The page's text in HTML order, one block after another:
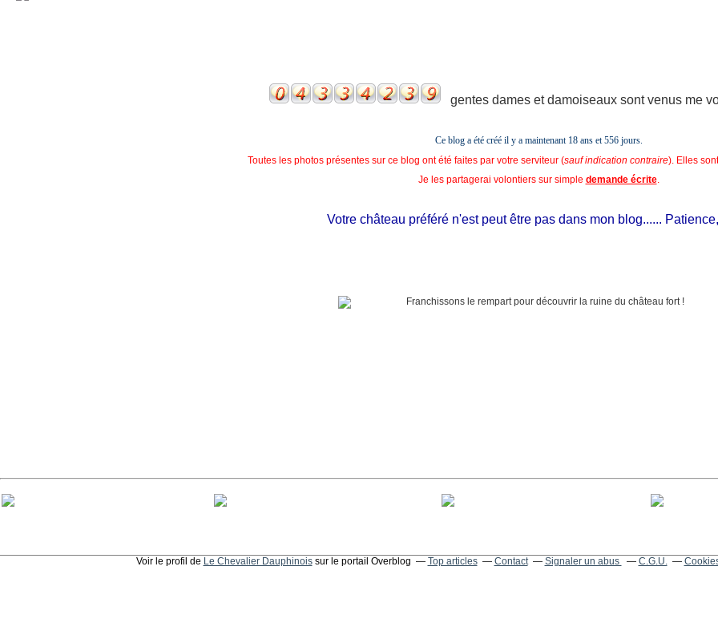
gentes dames et damoiseaux sont venus me
Ce blog a été créé il y a maintenant 18 ans et 556 jours.
Toutes les photos présentes sur ce blog ont été faites par votre serviteur (sauf indication contraire). Elles
Je les partagerai volontiers sur simple demande écrite.
Votre château préféré n'est peut être pas dans mon blog...... Patience,
Voir le profil de Le Chevalier Dauphinoissur le portail Overblog Top articles Contact Signaler un abus C.G.U.